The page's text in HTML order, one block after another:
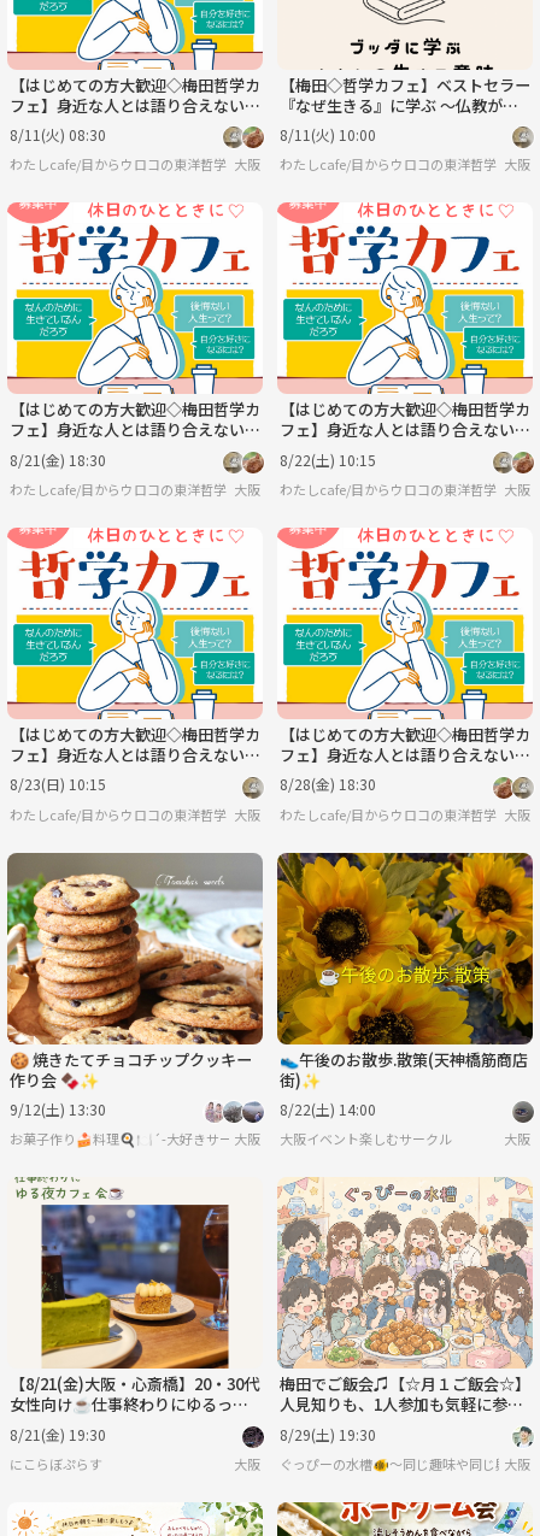
【はじめての方大歓迎◇梅田哲学カ
フェ】身近な人とは語り合えない哲
学について語りましょう
8/11(火) 08:30
わたしcafe/目からウロコの東洋哲学 大阪
【梅田◇哲学カフェ】ベストセラー
『なぜ生きる』に学ぶ ～仏教が明
かす「生きる意味」徹底解説～
8/11(火) 10:00
わたしcafe/目からウロコの東洋哲学 大阪
【はじめての方大歓迎◇梅田哲学カ
フェ】身近な人とは語り合えない哲
学について語りましょう
8/21(金) 18:30
わたしcafe/目からウロコの東洋哲学 大阪
【はじめての方大歓迎◇梅田哲学カ
フェ】身近な人とは語り合えない哲
学について語りましょう
8/22(土) 10:15
わたしcafe/目からウロコの東洋哲学 大阪
【はじめての方大歓迎◇梅田哲学カ
フェ】身近な人とは語り合えない哲
学について語りましょう
8/23(日) 10:15
わたしcafe/目からウロコの東洋哲学 大阪
【はじめての方大歓迎◇梅田哲学カ
フェ】身近な人とは語り合えない哲
学について語りましょう
8/28(金) 18:30
わたしcafe/目からウロコの東洋哲学 大阪
🍪 焼きたてチョコチップクッキー
作り会 🍫✨
9/12(土) 13:30
お菓子作り🍰料理🍳🍽´-大好きサークル♥️
大阪
👟午後のお散歩.散策(天神橋筋商店
街)✨
8/22(土) 14:00
大阪イベント楽しむサークル 大阪
【8/21(金)大阪・心斎橋】20・30代
女性向け☕仕事終わりにゆるっと
夜カフェ
8/21(金) 19:30
にこらぼぷらす 大阪
梅田でご飯会♫【☆月１ご飯会☆】
人見知りも、1人参加も気軽に参加
してね♪
8/29(土) 19:30
ぐっぴーの水槽🐠〜同じ趣味や同じ興味で
大阪